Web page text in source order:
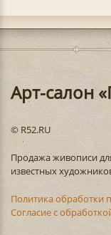
Арт-салон
© R52.RU
Продажа живописи
известных
Политика обработки
Согласие с